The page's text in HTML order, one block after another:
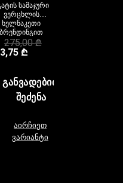
სამაჯური
ვერცხლის
ხელნაკეთი
ბრენდინგით
275,00₾
₾
ᲒᲐᲜᲕᲐᲓᲔᲑᲘᲗ
ᲨᲔᲫᲔᲜᲐ
აირჩიეთ
ვარიანტი